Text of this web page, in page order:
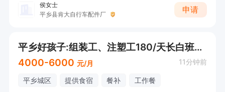
侯女士
平乡县肯大自行车配件厂
申请
平乡好孩子:组装工、注塑工180/天长白班包吃住
4000-6000 元/月 11分钟前
平乡城区 提供食宿 餐补 工作餐